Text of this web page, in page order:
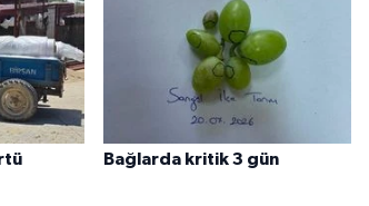
Bağlarda kritik 3 gün